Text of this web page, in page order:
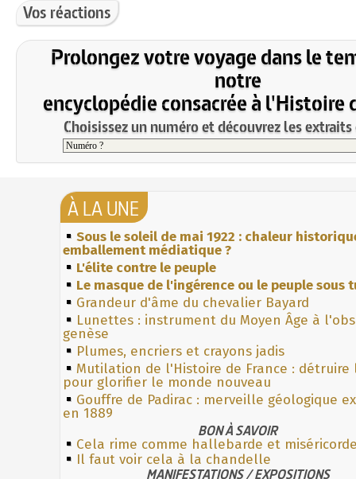
Vos réactions
Prolongez votre voyage dans le
notre
encyclopédie consacrée à l'Histoire
Choisissez un numéro et découvrez les
À LA UNE
Sous le soleil de mai 1922 : chaleur
emballement médiatique ?
L'élite contre le peuple
Le masque de l'ingérence ou le peuple sous
Grandeur d'âme du chevalier Bayard
Lunettes : instrument du Moyen Âge à
genèse
Plumes, encriers et crayons jadis
Mutilation de l'Histoire de France : détruire
pour glorifier le monde nouveau
Gouffre de Padirac : merveille géologique
en 1889
BON À SAVOIR
Cela rime comme hallebarde et
Il faut voir cela à la chandelle
MANIFESTATIONS / EXPOSITIONS